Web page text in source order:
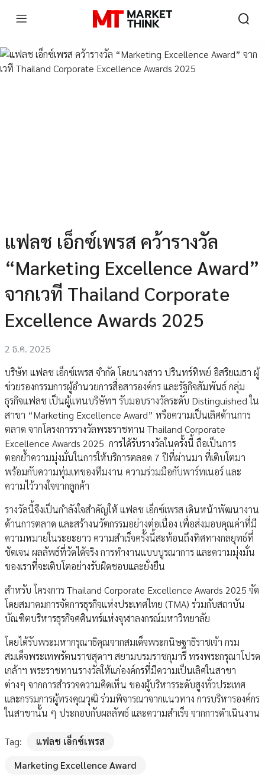
แฟลช เอ็กซ์เพรส คว้ารางวัล
“Marketing Excellence Award”
จากเวที Thailand Corporate
Excellence Awards 2025
2 ธ.ค. 2025
บริษัท แฟลช เอ็กซ์เพรส จำกัด โดยนางสาว ปรินทร์ทิพย์ อิสริยเมธา ผู้
ช่วยรองกรรมการผู้อำนวยการสื่อสารองค์กร และรัฐกิจสัมพันธ์ กลุ่ม
ธุรกิจแฟลช เป็นผู้แทนบริษัทฯ รับมอบรางวัลระดับ Distinguished ใน
สาขา “Marketing Excellence Award” หรือความเป็นเลิศด้านการ
ตลาด จากโครงการรางวัลพระราชทาน Thailand Corporate
Excellence Awards 2025 การได้รับรางวัลในครั้งนี้ ถือเป็นการ
ตอกย้ำความมุ่งมั่นในการให้บริการตลอด 7 ปีที่ผ่านมา ที่เติบโตมา
พร้อมกับความทุ่มเทของทีมงาน ความร่วมมือกับพาร์ทเนอร์ และ
ความไว้วางใจจากลูกค้า
รางวัลนี้จึงเป็นกำลังใจสำคัญให้ แฟลช เอ็กซ์เพรส เดินหน้าพัฒนางาน
ด้านการตลาด และสร้างนวัตกรรมอย่างต่อเนื่อง เพื่อส่งมอบคุณค่าที่มี
ความหมายในระยะยาว ความสำเร็จครั้งนี้สะท้อนถึงทิศทางกลยุทธ์ที่
ชัดเจน ผลลัพธ์ที่วัดได้จริง การทำงานแบบบูรณาการ และความมุ่งมั่น
ของเราที่จะเติบโตอย่างรับผิดชอบและยั่งยืน
สำหรับ โครงการ Thailand Corporate Excellence Awards 2025 จัด
โดยสมาคมการจัดการธุรกิจแห่งประเทศไทย (TMA) ร่วมกับสถาบัน
บัณฑิตบริหารธุรกิจศศินทร์แห่งจุฬาลงกรณ์มหาวิทยาลัย
โดยได้รับพระมหากรุณาธิคุณจากสมเด็จพระกนิษฐาธิราชเจ้า กรม
สมเด็จพระเทพรัตนราชสุดาฯ สยามบรมราชกุมารี ทรงพระกรุณาโปรด
เกล้าฯ พระราชทานรางวัลให้แก่องค์กรที่มีความเป็นเลิศในสาขา
ต่างๆ จากการสำรวจความคิดเห็น ของผู้บริหารระดับสูงทั่วประเทศ
และกรรมการผู้ทรงคุณวุฒิ ร่วมพิจารณาจากแนวทาง การบริหารองค์กร
ในสาขานั้น ๆ ประกอบกับผลลัพธ์ และความสำเร็จ จากการดำเนินงาน
Tag:
แฟลช เอ็กซ์เพรส
Marketing Excellence Award